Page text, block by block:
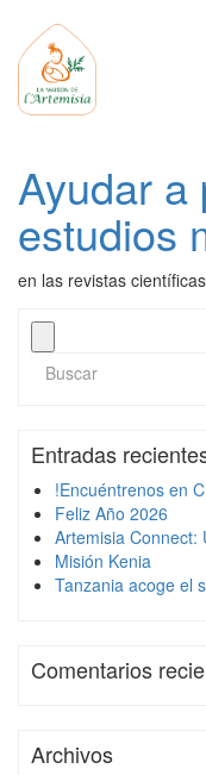
Ayudar a
estudios
en las revistas
Entradas
!Encuéntrenos en
Feliz Año 2026
Artemisia Connect:
Misión Kenia
Tanzania acoge el
Comentarios
Archivos